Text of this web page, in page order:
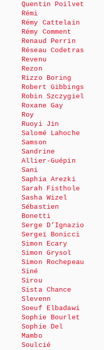
Quentin Poilvet
Rémi
Rémy Cattelain
Rémy Comment
Renaud Perrin
Réseau Codetras
Revenu
Rezon
Rizzo Boring
Robert Gibbings
Robin Szczygiel
Roxane Gay
Roy
Ruoyi Jin
Salomé Lahoche
Samson
Sandrine
Allier-Guépin
Sani
Saphia Arezki
Sarah Fisthole
Sasha Wizel
Sébastien
Bonetti
Serge D’Ignazio
Sergeï Bonicci
Simon Ecary
Simon Grysol
Simon Rochepeau
Siné
Sirou
Sista Chance
Slevenn
Soeuf Elbadawi
Sophie Bourlet
Sophie Del
Mambo
Soulcié